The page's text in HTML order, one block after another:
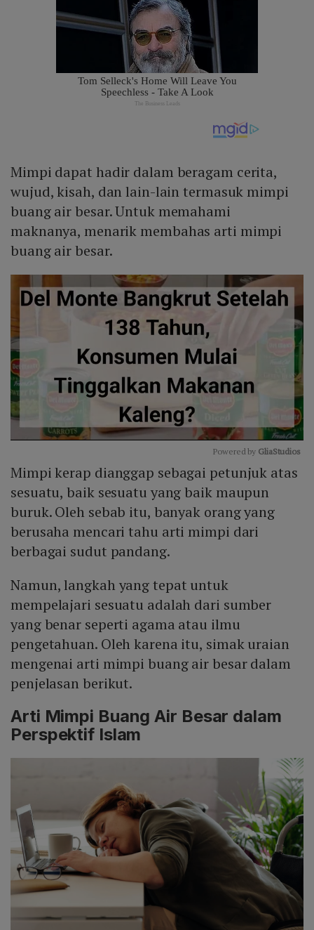
Mimpi dapat hadir dalam beragam cerita,
wujud, kisah, dan lain-lain termasuk mimpi
buang air besar. Untuk memahami
maknanya, menarik membahas arti mimpi
buang air besar.
Mute
Powered by GliaStudios
Mimpi kerap dianggap sebagai petunjuk atas
sesuatu, baik sesuatu yang baik maupun
buruk. Oleh sebab itu, banyak orang yang
berusaha mencari tahu arti mimpi dari
berbagai sudut pandang.
Namun, langkah yang tepat untuk
mempelajari sesuatu adalah dari sumber
yang benar seperti agama atau ilmu
pengetahuan. Oleh karena itu, simak uraian
mengenai arti mimpi buang air besar dalam
penjelasan berikut.
Arti Mimpi Buang Air Besar dalam
Perspektif Islam